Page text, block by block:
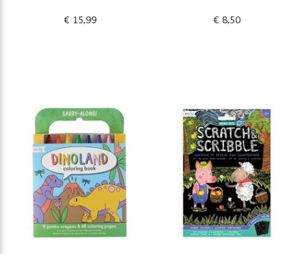
€ 15,99 € 8,50